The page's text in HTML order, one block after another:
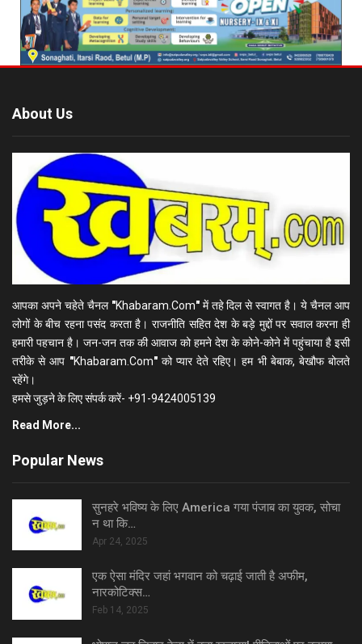
About Us
आपका अपने चहेते चैनल "Khabaram.Com"में तहे दिल से स्वागत है। ये चैनल आप
लोगों के बीच रहना पसंद करता है। राजनीति सहित देश के बड़े मुद्दों पर सवाल करना ही
हमारी पहचान है। जन-जन तक की आवाज को हमने देश के कोने-कोने में पहुंचाया है इसी
तरीके से आप "Khabaram.Com"को प्यार देते रहिए। हम भी बेबाक, बेखौफ बोलते
रहेंगे।
हमसे जुड़ने के लिए संपर्क करें- +91-9424005139
Read More...
Popular News
सुनहरे भविष्य के लिए America गया पंजाब का युवक, सोचा
न था कि…
Apr 24, 2025
एक ऐसा मंदिर जहां भगवान को चढ़ाई जाती है अफीम,
नारकोटिक्स…
Feb 14, 2025